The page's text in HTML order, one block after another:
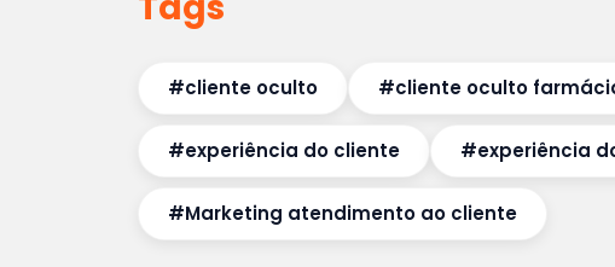
#cliente oculto #cliente oculto
#experiência do cliente #experiência
#Marketing atendimento ao cliente